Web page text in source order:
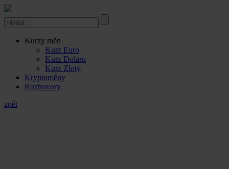
Kurzy měn
Kurz Euro
Kurz Dolaru
Kurz Zlotý
Kryptoměny
Rozhovory
zpět